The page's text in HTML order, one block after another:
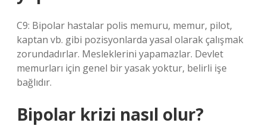
C9: Bipolar hastalar polis memuru, memur, pilot,
kaptan vb. gibi pozisyonlarda yasal olarak çalışmak
zorundadırlar. Mesleklerini yapamazlar. Devlet
memurları için genel bir yasak yoktur, belirli işe
bağlıdır.
Bipolar krizi nasıl olur?